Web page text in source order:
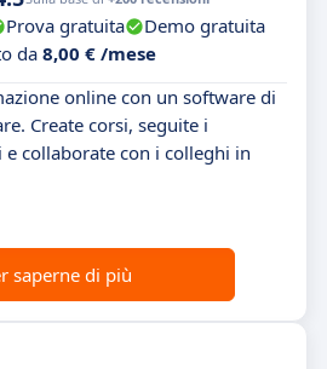
Prova gratuita
Demo gratuita
da 8,00 € /mese
online con un software di
Create corsi, seguite i
collaborate con i colleghi in
saperne di più